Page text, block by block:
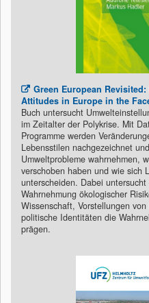
Green European
Attitudes in Europe in the
Buch untersucht
im Zeitalter der Polykrise. Mit
Programme werden
Lebensstilen nachgezeichnet
Umweltprobleme wahrnehmen,
verschoben haben und wie sich
unterscheiden. Dabei
Wahrnehmung ökologischer
Wissenschaft, Vorstellungen
politische Identitäten die
prägen.